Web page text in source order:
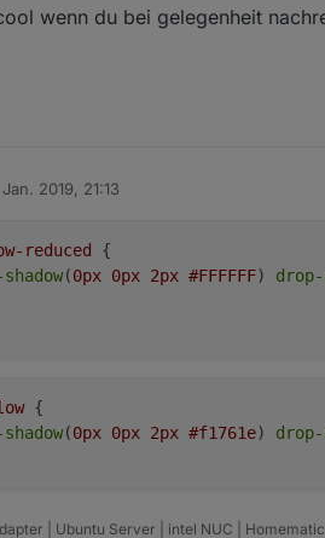
wenn du bei gelegenheit
Jan. 2019, 21:13
von
reduced
{
(0px 0px 2px #FFFFFF) drop-
{
(0px 0px 2px #f1761e) drop-
| Ubuntu Server | intel NUC |